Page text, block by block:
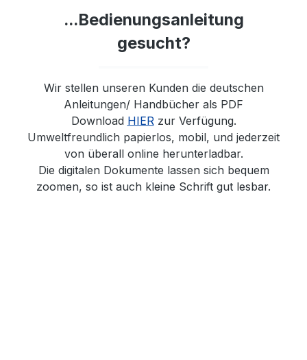
...Bedienungsanleitung
gesucht?
Wir stellen unseren Kunden die deutschen
Anleitungen/ Handbücher als PDF
Download HIER zur Verfügung.
Umweltfreundlich papierlos, mobil, und jederzeit
von überall online herunterladbar.
Die digitalen Dokumente lassen sich bequem
zoomen, so ist auch kleine Schrift gut lesbar.